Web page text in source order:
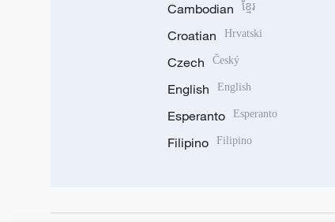
Cambodian ខ្មែរ
Croatian Hrvatski
Czech Český
English English
Esperanto Esperanto
Filipino Filipino